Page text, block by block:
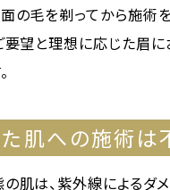
の毛を剃ってから施術
要望と理想に応じた眉
肌への施術は
肌は、紫外線によるダ